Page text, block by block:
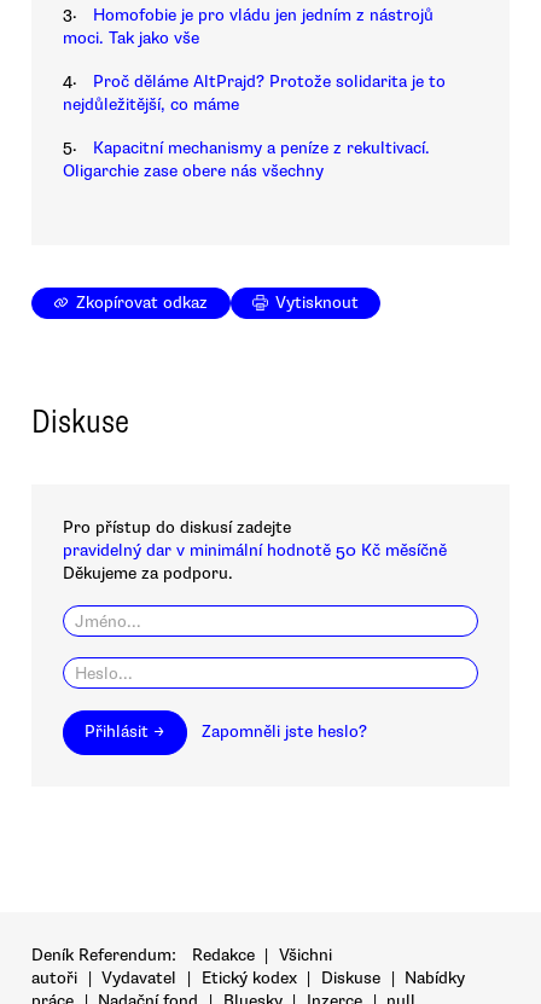
3.
Homofobie je pro vládu jen jedním z nástrojů
moci. Tak jako vše
4.
Proč děláme AltPrajd? Protože solidarita je to
nejdůležitější, co máme
5.
Kapacitní mechanismy a peníze z rekultivací.
Oligarchie zase obere nás všechny
Zkopírovat odkaz Vytisknout
Diskuse
Pro přístup do diskusí zadejte
pravidelný dar v minimální hodnotě 50 Kč měsíčně
Děkujeme za podporu.
Přihlásit → Zapomněli jste heslo?
Deník Referendum: Redakce | Všichni
autoři | Vydavatel | Etický kodex | Diskuse | Nabídky